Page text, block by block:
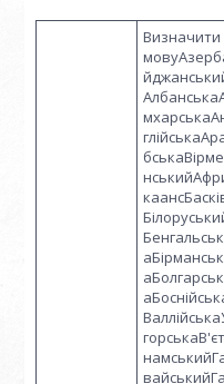
Визначити
бськаВірме
Бенгальськ
аБірманськ
аБолгарськ
горськаВ'єт